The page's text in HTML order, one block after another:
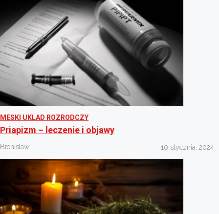
MESKI UKLAD ROZRODCZY
Priapizm – leczenie i objawy
Bronislaw 10 stycznia, 2024